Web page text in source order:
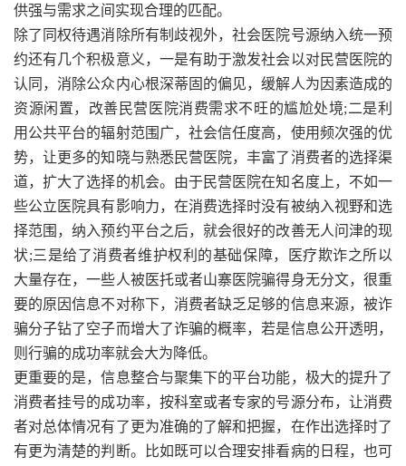
供强与需求之间实现合理的匹配。
除了同权待遇消除所有制歧视外，社会医院号源纳入统一预
约还有几个积极意义，一是有助于激发社会以对民营医院的
认同，消除公众内心根深蒂固的偏见，缓解人为因素造成的
资源闲置，改善民营医院消费需求不旺的尴尬处境;二是利
用公共平台的辐射范围广，社会信任度高，使用频次强的优
势，让更多的知晓与熟悉民营医院，丰富了消费者的选择渠
道，扩大了选择的机会。由于民营医院在知名度上，不如一
些公立医院具有影响力，在消费选择时没有被纳入视野和选
择范围，纳入预约平台之后，就会很好的改善无人问津的现
状;三是给了消费者维护权利的基础保障，医疗欺诈之所以
大量存在，一些人被医托或者山寨医院骗得身无分文，很重
要的原因信息不对称下，消费者缺乏足够的信息来源，被诈
骗分子钻了空子而增大了诈骗的概率，若是信息公开透明，
则行骗的成功率就会大为降低。
更重要的是，信息整合与聚集下的平台功能，极大的提升了
消费者挂号的成功率，按科室或者专家的号源分布，让消费
者对总体情况有了更为准确的了解和把握，在作出选择时了
有更为清楚的判断。比如既可以合理安排看病的日程，也可